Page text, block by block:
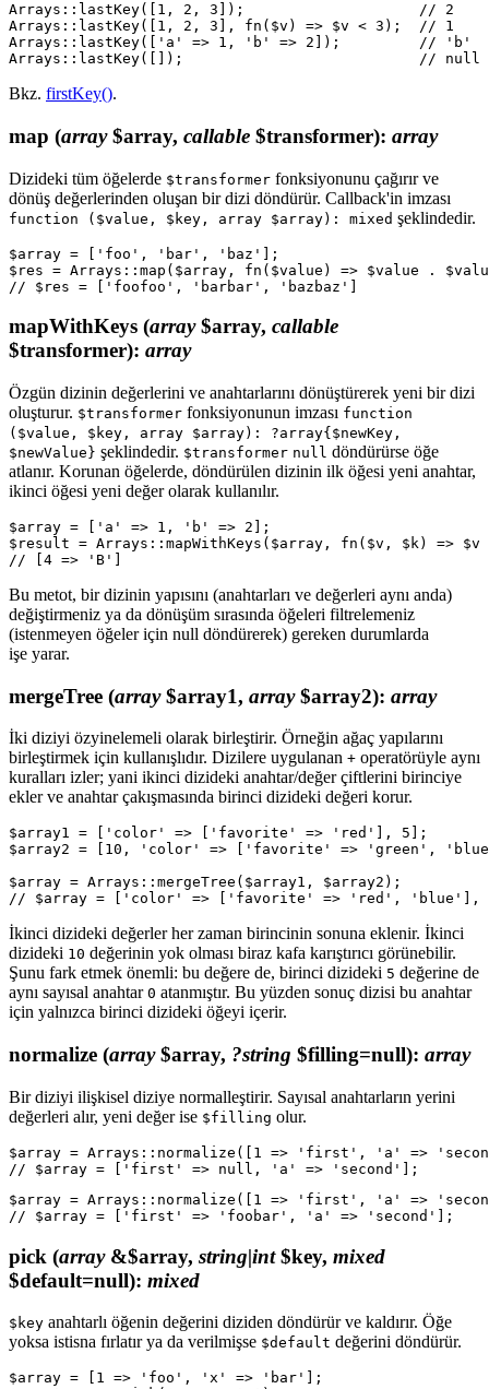
Arrays::lastKey([1, 2, 3]);                    // 2
Arrays::lastKey([1, 2, 3], fn($v) => $v < 3);  // 1
Arrays::lastKey(['a' => 1, 'b' => 2]);         // 'b'
Bkz. firstKey().
map (array$array, callable $transformer): array
Dizideki tüm öğelerde $transformer fonksiyonunu çağırır ve
dönüş değerlerinden oluşan bir dizi döndürür. Callback'in imzası
function ($value, $key, array $array): mixed şeklindedir.
$array = ['foo', 'bar', 'baz'];
$res = Arrays::map($array, fn($value) => $value .
mapWithKeys (array$array, callable
$transformer): array
Özgün dizinin değerlerini ve anahtarlarını dönüştürerek yeni bir dizi
oluşturur. $transformer fonksiyonunun imzası function
($value, $key, array $array): ?array{$newKey,
$newValue} şeklindedir. $transformer null döndürürse öğe
atlanır. Korunan öğelerde, döndürülen dizinin ilk öğesi yeni anahtar,
ikinci öğesi yeni değer olarak kullanılır.
$array = ['a' => 1, 'b' => 2];
$result = Arrays::mapWithKeys($array, fn($v, $k)
Bu metot, bir dizinin yapısını (anahtarları ve değerleri aynı anda)
değiştirmeniz ya da dönüşüm sırasında öğeleri filtrelemeniz
(istenmeyen öğeler için null döndürerek) gereken durumlarda
işe yarar.
mergeTree (array$array1, array$array2): array
İki diziyi özyinelemeli olarak birleştirir. Örneğin ağaç yapılarını
birleştirmek için kullanışlıdır. Dizilere uygulanan + operatörüyle aynı
kuralları izler; yani ikinci dizideki anahtar/değer çiftlerini birinciye
ekler ve anahtar çakışmasında birinci dizideki değeri korur.
$array1 = ['color' => ['favorite' => 'red'], 5];
$array2 = [10, 'color' => ['favorite' => 'green',
$array = Arrays::mergeTree($array1, $array2);
İkinci dizideki değerler her zaman birincinin sonuna eklenir. İkinci
dizideki 10 değerinin yok olması biraz kafa karıştırıcı görünebilir.
Şunu fark etmek önemli: bu değere de, birinci dizideki 5 değerine de
aynı sayısal anahtar 0 atanmıştır. Bu yüzden sonuç dizisi bu anahtar
için yalnızca birinci dizideki öğeyi içerir.
normalize (array$array, ?string $filling=null): array
Bir diziyi ilişkisel diziye normalleştirir. Sayısal anahtarların yerini
değerleri alır, yeni değer ise $filling olur.
$array = Arrays::normalize([1 => 'first', 'a' =>
$array = Arrays::normalize([1 => 'first', 'a' =>
pick (array&$array, string|int$key, mixed
$default=null): mixed
$key anahtarlı öğenin değerini diziden döndürür ve kaldırır. Öğe
yoksa istisna fırlatır ya da verilmişse $default değerini döndürür.
$array = [1 => 'foo', 'x' => 'bar'];